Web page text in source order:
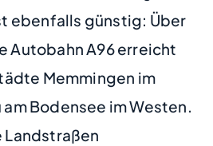
ebenfalls günstig: Über
Autobahn A96 erreicht
Memmingen im
Bodensee im Westen.